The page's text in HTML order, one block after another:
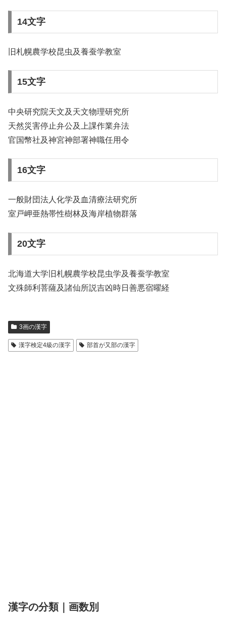
14文字
旧札幌農学校昆虫及養蚕学教室
15文字
中央研究院天文及天文物理研究所
天然災害停止弁公及上課作業弁法
官国幣社及神宮神部署神職任用令
16文字
一般財団法人化学及血清療法研究所
室戸岬亜熱帯性樹林及海岸植物群落
20文字
北海道大学旧札幌農学校昆虫学及養蚕学教室
文殊師利菩薩及諸仙所説吉凶時日善悪宿曜経
3画の漢字
漢字検定4級の漢字 部首が又部の漢字
漢字の分類｜画数別